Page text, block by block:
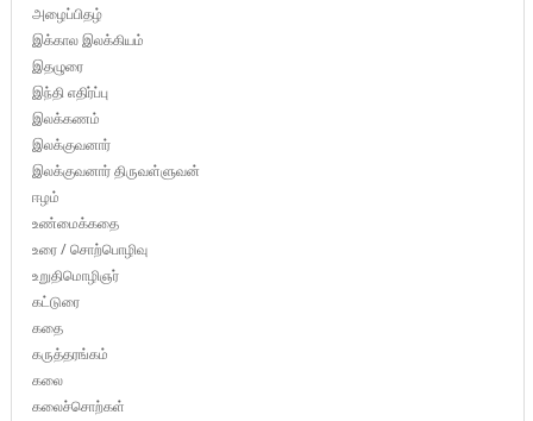
அழைப்பிதழ்
இக்கால இலக்கியம்
இதழுரை
இந்தி எதிர்ப்பு
இலக்கணம்
இலக்குவனார்
இலக்குவனார் திருவள்ளுவன்
ஈழம்
உண்மைக்கதை
உரை / சொற்பொழிவு
உறுதிமொழிஞர்
கட்டுரை
கதை
கருத்தரங்கம்
கலை
கலைச்சொற்கள்